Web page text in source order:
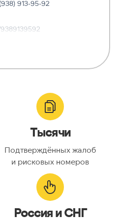
913-95-92
Тысячи
Подтверждённых жалоб
и рисковых номеров
Россия и СНГ